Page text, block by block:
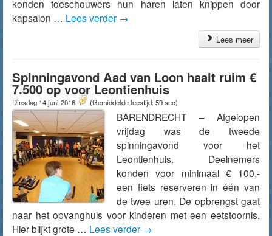
konden toeschouwers hun haren laten knippen door
kapsalon … Lees verder →
Lees meer
Spinningavond Aad van Loon haalt ruim €
7.500 op voor Leontienhuis
Dinsdag 14 juni 2016 (Gemiddelde leestijd: 59 sec)
BARENDRECHT – Afgelopen
vrijdag was de tweede
spinningavond voor het
Leontienhuis. Deelnemers
konden voor minimaal € 100,-
een fiets reserveren in één van
de twee uren. De opbrengst gaat
naar het opvanghuis voor kinderen met een eetstoornis.
Hier blijkt grote … Lees verder →